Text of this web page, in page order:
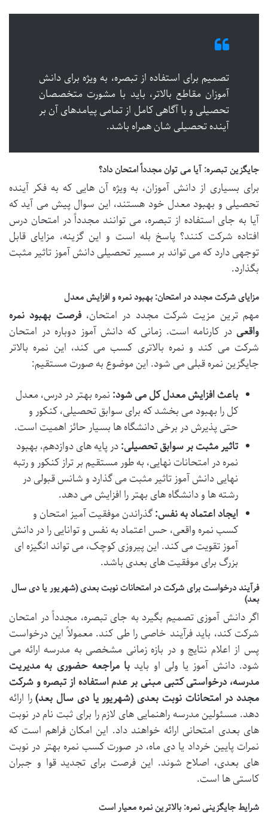
تصمیم برای استفاده از تبصره، به ویژه برای دانش
آموزان مقاطع بالاتر، باید با مشورت متخصصان
تحصیلی و با آگاهی کامل از تمامی پیامدهای آن بر
آینده تحصیلی شان همراه باشد.
جایگزین تبصره: آیا می توان مجدداً امتحان داد؟
برای بسیاری از دانش آموزان، به ویژه آن هایی که به فکر آینده
تحصیلی و بهبود معدل خود هستند، این سوال پیش می آید که
آیا به جای استفاده از تبصره، می توانند مجدداً در امتحان درس
افتاده شرکت کنند؟ پاسخ بله است و این گزینه، مزایای قابل
توجهی دارد که می تواند بر مسیر تحصیلی دانش آموز تاثیر مثبت
بگذارد.
مزایای شرکت مجدد در امتحان: بهبود نمره و افزایش معدل
مهم ترین مزیت شرکت مجدد در امتحان،فرصت بهبود نمره
واقعی در کارنامه است. زمانی که دانش آموز دوباره در امتحان
شرکت می کند و نمره بالاتری کسب می کند، این نمره بالاتر
جایگزین نمره قبلی می شود. این موضوع به صورت مستقیم:
باعث افزایش معدل کل می شود: نمره بهتر در درس، معدل
کل را بهبود می بخشد که برای سوابق تحصیلی، کنکور و
حتی پذیرش در برخی دانشگاه ها بسیار حائز اهمیت است.
تاثیر مثبت بر سوابق تحصیلی:در پایه های دوازدهم، بهبود
نمره در امتحانات نهایی، به طور مستقیم بر تراز کنکور و رتبه
نهایی دانش آموز تاثیر مثبت می گذارد و شانس قبولی در
رشته ها و دانشگاه های بهتر را افزایش می دهد.
ایجاد اعتماد به نفس:گذراندن موفقیت آمیز امتحان و
کسب نمره واقعی، حس اعتماد به نفس و توانایی را در دانش
آموز تقویت می کند. این پیروزی کوچک، می تواند انگیزه ای
بزرگ برای موفقیت های بعدی باشد.
فرآیند درخواست برای شرکت در امتحانات نوبت بعدی (شهریور یا دی سال
بعد)
اگر دانش آموزی تصمیم بگیرد به جای تبصره، مجدداً در امتحان
شرکت کند، باید فرآیند خاصی را طی کند. معمولاً این درخواست
پس از اعلام نتایج و در بازه زمانی مشخصی به مدرسه ارائه می
شود. دانش آموز یا ولی او باید با مراجعه حضوری به مدیریت
مدرسه، درخواستی کتبی مبنی بر عدم استفاده از تبصره و شرکت
مجدد در امتحانات نوبت بعدی (شهریور یا دی سال بعد)را ارائه
دهد. مسئولین مدرسه راهنمایی های لازم را برای ثبت نام در نوبت
های بعدی امتحانی ارائه خواهند داد. این امکان فراهم است که
نمرات پایین خرداد یا دی ماه، در صورت کسب نمره بهتر در نوبت
های بعدی، اصلاح شوند. این فرصت برای تجدید قوا و جبران
کاستی ها است.
شرایط جایگزینی نمره: بالاترین نمره معیار است